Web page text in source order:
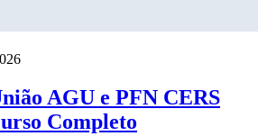
AGU e PFN CERS
Completo